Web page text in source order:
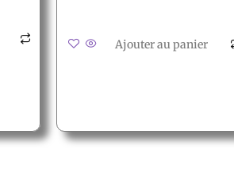
Ajouter au panier